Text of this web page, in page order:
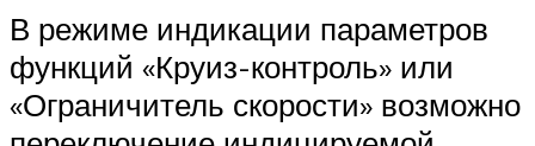
В режиме индикации параметров
функций «Круиз-контроль» или
«Ограничитель скорости» возможно